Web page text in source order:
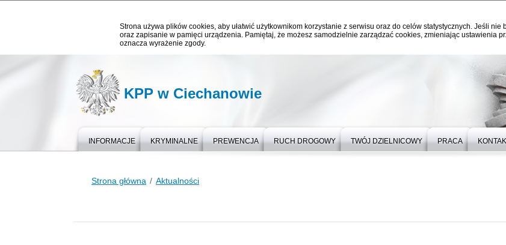
Strona używa plików cookies, aby ułatwić użytkownikom korzystanie z serwisu oraz do celów statystycznych. Jeśli
oraz zapisanie w pamięci urządzenia. Pamiętaj, że możesz samodzielnie zarządzać cookies, zmieniając ustawienia
oznacza wyrażenie zgody.
KPP w Ciechanowie
INFORMACJE KRYMINALNE PREWENCJA RUCH DROGOWY TWÓJ DZIELNICOWY PRACA
Strona główna Aktualności